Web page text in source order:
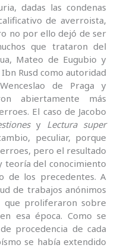
dadas las condenas
de averroista,
no por ello dejó de ser
que trataron del
Mateo de Eugubio y
Rusd como autoridad
de Praga y
abiertamente más
El caso de Jacobo
y Lectura super
peculiar, porque
pero el resultado
teoría del conocimiento
de los precedentes. A
de trabajos anónimos
que proliferaron sobre
esa época. Como se
procedencia de cada
se había extendido